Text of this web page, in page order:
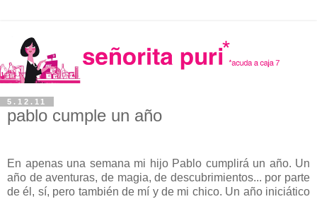
5.12.11
pablo cumple un año
En apenas una semana mi hijo Pablo cumplirá un año. Un
año de aventuras, de magia, de descubrimientos... por parte
de él, sí, pero también de mí y de mi chico. Un año iniciático